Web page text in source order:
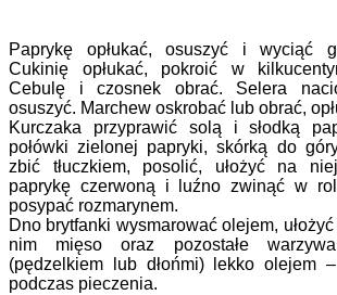
Paprykę opłukać, osuszyć i wyciąć
Cukinię opłukać, pokroić w
Cebulę i czosnek obrać. Selera
osuszyć. Marchew oskrobać lub obrać,
Kurczaka przyprawić solą i słodką
połówki zielonej papryki, skórką do
zbić tłuczkiem, posolić, ułożyć na
paprykę czerwoną i luźno zwinąć w
posypać rozmarynem.
Dno brytfanki wysmarować olejem,
nim mięso oraz pozostałe warzywa
(pędzelkiem lub dłońmi) lekko olejem
podczas pieczenia.